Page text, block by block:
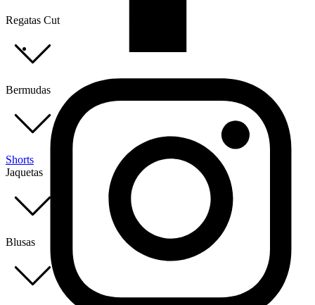
Regatas Cut
Bermudas
Shorts
Jaquetas
Blusas